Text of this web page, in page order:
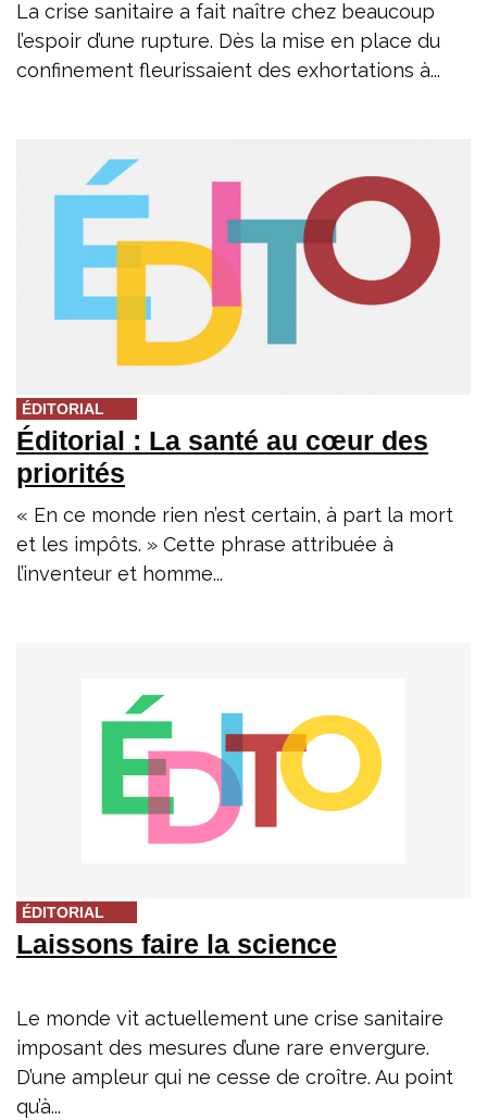
La crise sanitaire a fait naître chez beaucoup
l’espoir d’une rupture. Dès la mise en place du
confinement fleurissaient des exhortations à...
ÉDITORIAL
Éditorial : La santé au cœur des
priorités
« En ce monde rien n’est certain, à part la mort
et les impôts. » Cette phrase attribuée à
l’inventeur et homme...
ÉDITORIAL
Laissons faire la science
Le monde vit actuellement une crise sanitaire
imposant des mesures d’une rare envergure.
D’une ampleur qui ne cesse de croître. Au point
qu’à...